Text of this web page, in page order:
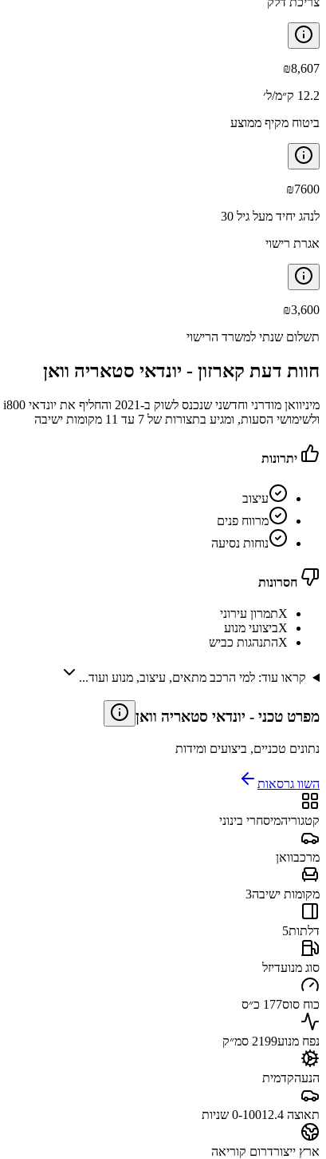
₪8,607
12.2 ק״מ/ל׳
ביטוח מקיף ממוצע
₪7600
לנהג יחיד מעל גיל 30
אגרת רישוי
₪3,600
תשלום שנתי למשרד הרישוי
חוות דעת קארזון - יונדאי סטאריה וואן
ולשימושי הסעות, ומגיע בתצורות של 7 עד 11 מקומות ישיבה
יתרונות
עיצוב
מרווח פנים
נוחות נסיעה
חסרונות
Xתמרון עירוני
Xביצועי מנוע
Xהתנהגות כביש
קראו עוד: למי הרכב מתאים, עיצוב, מנוע ועוד...
מפרט טכני - יונדאי סטאריה וואן
נתונים טכניים, ביצועים ומידות
השוו גרסאות
קטגוריהמיסחרי בינוני
מרכבוואן
מקומות ישיבה3
דלתות5
סוג מנועדיזל
כוח סוס177 כ״ס
נפח מנוע2199 סמ״ק
הנעהקדמית
תאוצה 0-100 12.4 שניות
ארץ ייצורדרום קוריאה